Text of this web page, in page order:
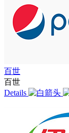
百世
百世
Details